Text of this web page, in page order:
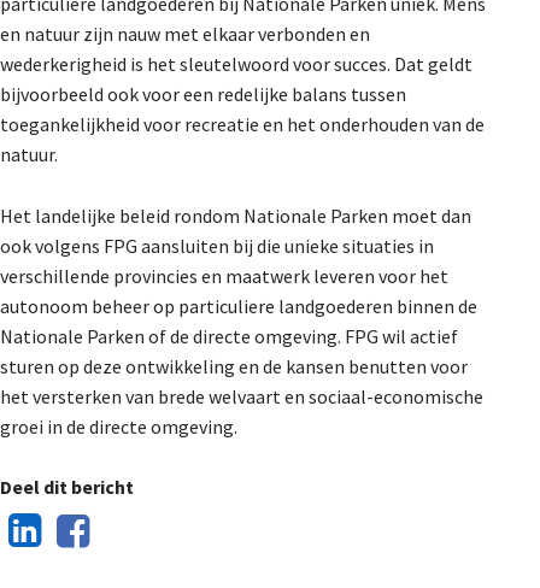
en natuur zijn nauw met elkaar verbonden en
wederkerigheid is het sleutelwoord voor succes. Dat geldt
bijvoorbeeld ook voor een redelijke balans tussen
toegankelijkheid voor recreatie en het onderhouden van de
natuur.
Het landelijke beleid rondom Nationale Parken moet dan
ook volgens FPG aansluiten bij die unieke situaties in
verschillende provincies en maatwerk leveren voor het
autonoom beheer op particuliere landgoederen binnen de
Nationale Parken of de directe omgeving. FPG wil actief
sturen op deze ontwikkeling en de kansen benutten voor
het versterken van brede welvaart en sociaal-economische
groei in de directe omgeving.
Deel dit bericht